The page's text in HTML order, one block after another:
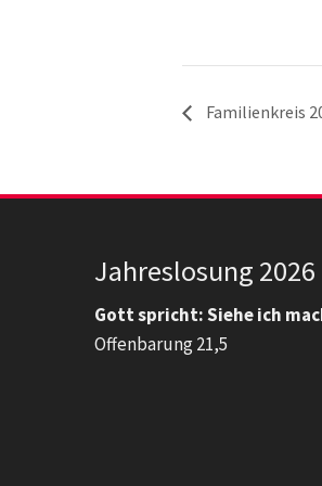
Familienkreis
Jahreslosung 2026
Gott spricht: Siehe ich
Offenbarung 21,5